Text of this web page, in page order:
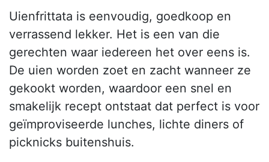
Uienfrittata is eenvoudig, goedkoop en
verrassend lekker. Het is een van die
gerechten waar iedereen het over eens is.
De uien worden zoet en zacht wanneer ze
gekookt worden, waardoor een snel en
smakelijk recept ontstaat dat perfect is voor
geïmproviseerde lunches, lichte diners of
picknicks buitenshuis.